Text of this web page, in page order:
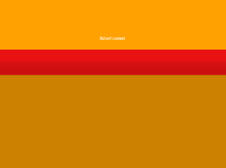
Advertisement